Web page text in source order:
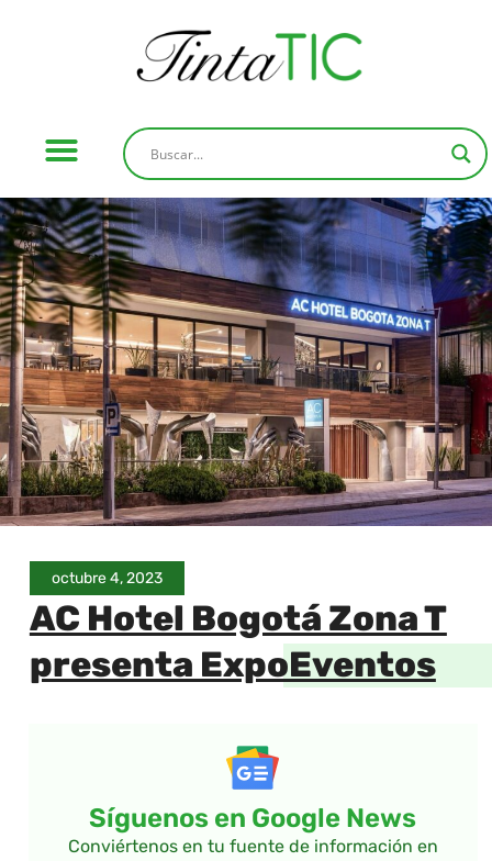
octubre 4, 2023
AC Hotel Bogotá Zona T
presenta ExpoEventos
Síguenos en Google News
Conviértenos en tu fuente de información en